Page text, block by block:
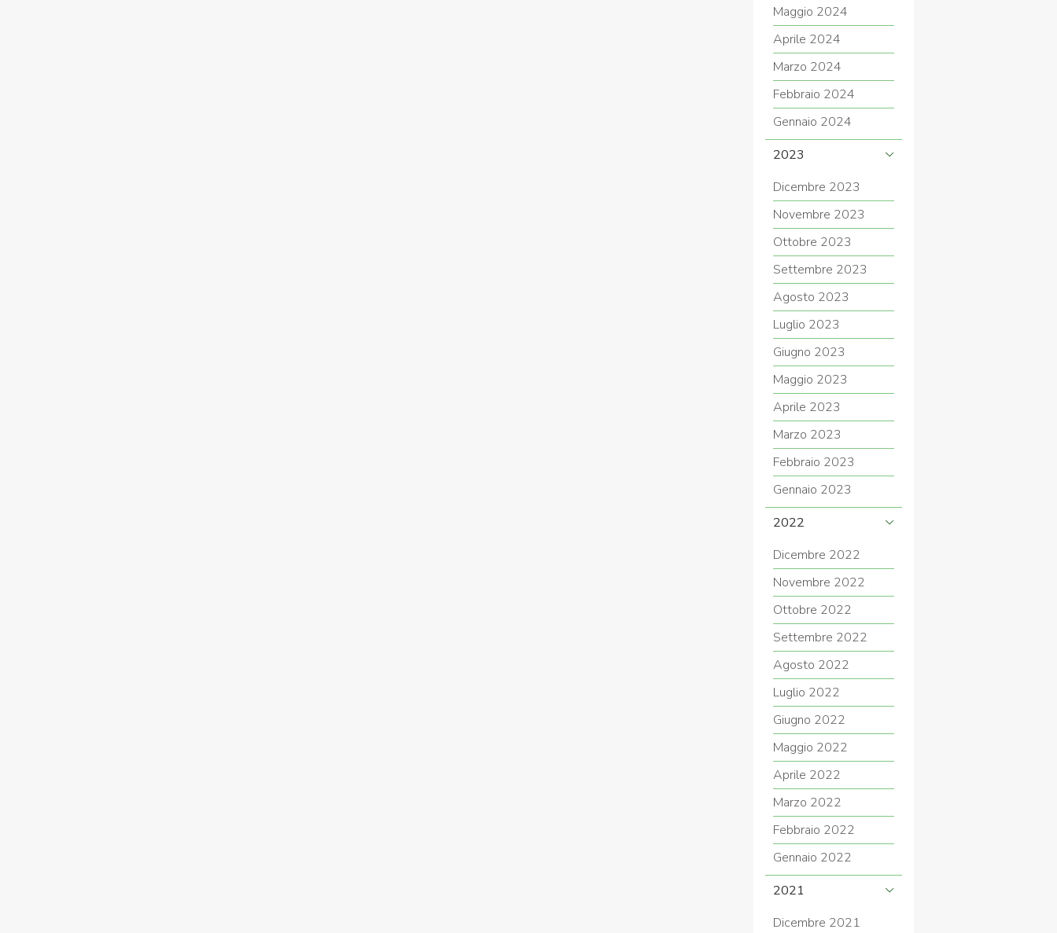
Maggio 2024
Aprile 2024
Marzo 2024
Febbraio 2024
Gennaio 2024
2023
Dicembre 2023
Novembre 2023
Ottobre 2023
Settembre 2023
Agosto 2023
Luglio 2023
Giugno 2023
Maggio 2023
Aprile 2023
Marzo 2023
Febbraio 2023
Gennaio 2023
2022
Dicembre 2022
Novembre 2022
Ottobre 2022
Settembre 2022
Agosto 2022
Luglio 2022
Giugno 2022
Maggio 2022
Aprile 2022
Marzo 2022
Febbraio 2022
Gennaio 2022
2021
Dicembre 2021